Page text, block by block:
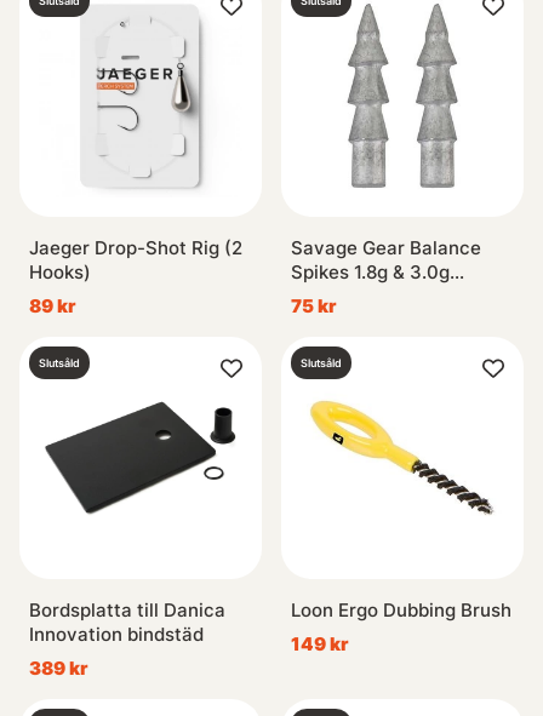
Jaeger Drop-Shot Rig (2
Hooks)
89 kr
Savage Gear Balance
Spikes 1.8g & 3.0g
8+8pcs
75 kr
Slutsåld
Bordsplatta till Danica
Innovation bindstäd
389 kr
Slutsåld
Loon Ergo Dubbing Brush
149 kr